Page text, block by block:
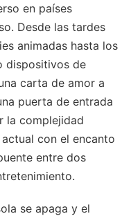
en países
Desde las tardes
animadas hasta los
dispositivos de
carta de amor a
puerta de entrada
la complejidad
con el encanto
entre dos
se apaga y el